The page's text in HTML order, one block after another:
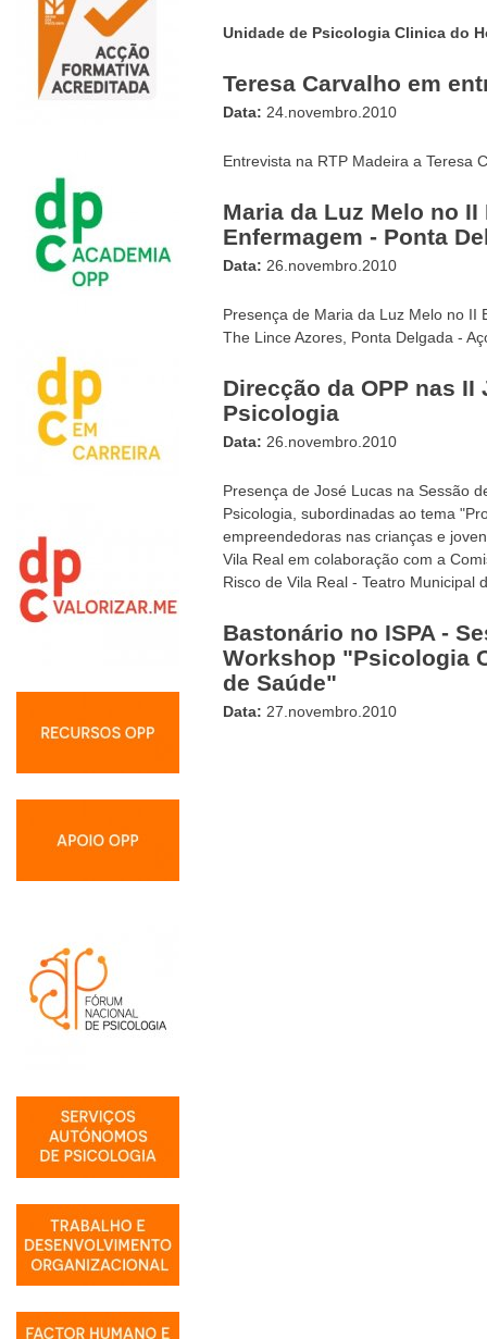
Unidade de Psicologia Clinica do
Teresa Carvalho em
Data: 24.novembro.2010
Entrevista na RTP Madeira a Teresa
Maria da Luz Melo no
Enfermagem - Ponta
Data: 26.novembro.2010
Presença de Maria da Luz Melo no II
The Lince Azores, Ponta Delgada -
Direcção da OPP nas
Psicologia
Data: 26.novembro.2010
Presença de José Lucas na Sessão
Psicologia, subordinadas ao tema
empreendedoras nas crianças e
Vila Real em colaboração com a
Risco de Vila Real - Teatro Municipal
Bastonário no ISPA -
Workshop "Psicologia
de Saúde"
Data: 27.novembro.2010